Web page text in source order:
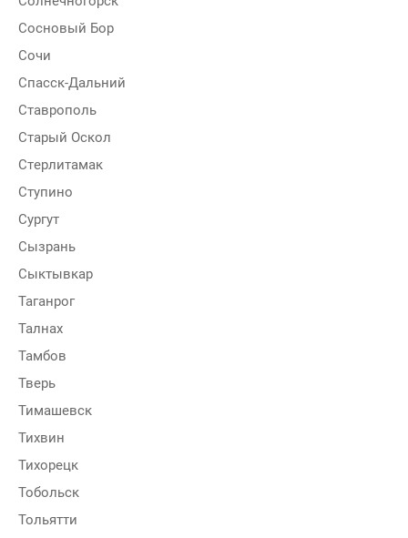
Сосновый Бор
Сочи
Спасск-Дальний
Ставрополь
Старый Оскол
Стерлитамак
Ступино
Сургут
Сызрань
Сыктывкар
Таганрог
Талнах
Тамбов
Тверь
Тимашевск
Тихвин
Тихорецк
Тобольск
Тольятти